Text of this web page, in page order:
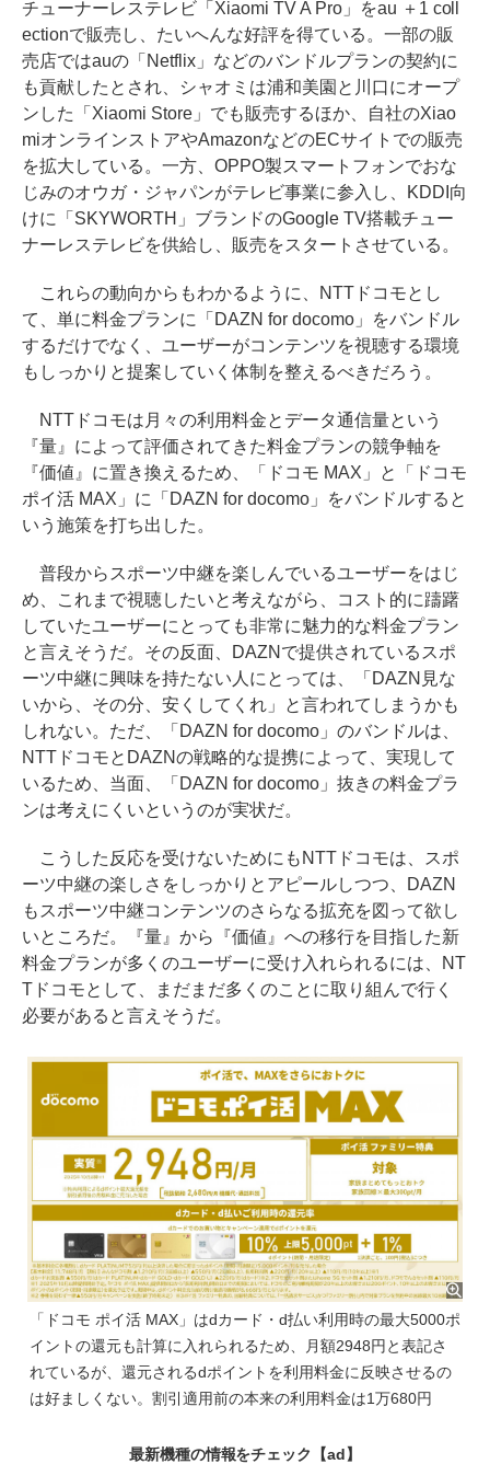
チューナーレステレビ「Xiaomi TV A Pro」をau ＋1 coll
ectionで販売し、たいへんな好評を得ている。一部の販
売店ではauの「Netflix」などのバンドルプランの契約に
も貢献したとされ、シャオミは浦和美園と川口にオープ
ンした「Xiaomi Store」でも販売するほか、自社のXiao
miオンラインストアやAmazonなどのECサイトでの販売
を拡大している。一方、OPPO製スマートフォンでおな
じみのオウガ・ジャパンがテレビ事業に参入し、KDDI向
けに「SKYWORTH」ブランドのGoogle TV搭載チュー
ナーレステレビを供給し、販売をスタートさせている。
これらの動向からもわかるように、NTTドコモとし
て、単に料金プランに「DAZN for docomo」をバンドル
するだけでなく、ユーザーがコンテンツを視聴する環境
もしっかりと提案していく体制を整えるべきだろう。
NTTドコモは月々の利用料金とデータ通信量という
『量』によって評価されてきた料金プランの競争軸を
『価値』に置き換えるため、「ドコモ MAX」と「ドコモ
ポイ活 MAX」に「DAZN for docomo」をバンドルすると
いう施策を打ち出した。
普段からスポーツ中継を楽しんでいるユーザーをはじ
め、これまで視聴したいと考えながら、コスト的に躊躇
していたユーザーにとっても非常に魅力的な料金プラン
と言えそうだ。その反面、DAZNで提供されているスポ
ーツ中継に興味を持たない人にとっては、「DAZN見な
いから、その分、安くしてくれ」と言われてしまうかも
しれない。ただ、「DAZN for docomo」のバンドルは、
NTTドコモとDAZNの戦略的な提携によって、実現して
いるため、当面、「DAZN for docomo」抜きの料金プラ
ンは考えにくいというのが実状だ。
こうした反応を受けないためにもNTTドコモは、スポ
ーツ中継の楽しさをしっかりとアピールしつつ、DAZN
もスポーツ中継コンテンツのさらなる拡充を図って欲し
いところだ。『量』から『価値』への移行を目指した新
料金プランが多くのユーザーに受け入れられるには、NT
Tドコモとして、まだまだ多くのことに取り組んで行く
必要があると言えそうだ。
「ドコモ ポイ活 MAX」はdカード・d払い利用時の最大5000ポ
イントの還元も計算に入れられるため、月額2948円と表記さ
れているが、還元されるdポイントを利用料金に反映させるの
は好ましくない。割引適用前の本来の利用料金は1万680円
最新機種の情報をチェック 【ad】